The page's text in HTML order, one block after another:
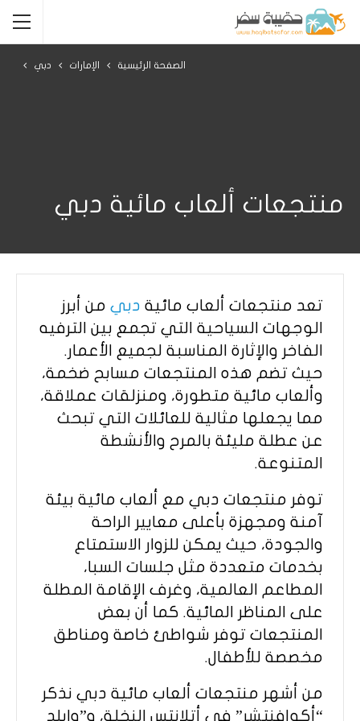
الصفحة الرئيسية الإمارات دبي
منتجعات ألعاب مائية دبي
تعد منتجعات ألعاب مائية دبي من أبرز
الوجهات السياحية التي تجمع بين الترفيه
الفاخر والإثارة المناسبة لجميع الأعمار.
حيث تضم هذه المنتجعات مسابح ضخمة،
وألعاب مائية متطورة، ومنزلقات عملاقة،
مما يجعلها مثالية للعائلات التي تبحث
عن عطلة مليئة بالمرح والأنشطة
المتنوعة.
توفر منتجعات دبي مع ألعاب مائية بيئة
آمنة ومجهزة بأعلى معايير الراحة
والجودة، حيث يمكن للزوار الاستمتاع
بخدمات متعددة مثل جلسات السبا،
المطاعم العالمية، وغرف الإقامة المطلة
على المناظر المائية. كما أن بعض
المنتجعات توفر شواطئ خاصة ومناطق
مخصصة للأطفال.
من أشهر منتجعات ألعاب مائية دبي نذكر
“أكوافنتشر” في أتلانتس النخلة، و”وايلد